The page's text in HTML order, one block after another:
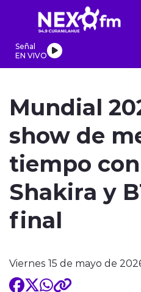
Click acá para ir
Señal
EN VIVO
modo claro
Mundial
show de
tiempo
Shakira y
final
Viernes 15 de mayo de